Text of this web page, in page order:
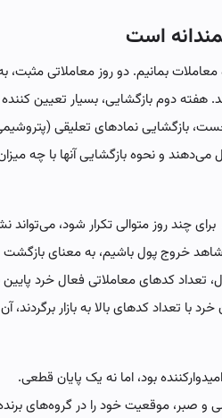
است
بمانیم. دو روز معاملاتی مثبت،
هفته دوم بازگشایی، بسیار تعیین
بازگشایی نمادهای تعلیقی
بازار را تشکیل می‌دهند و نحوه بازگشایی آنها با چه
چند روز متوالی تکرار شود، می‌تواند
خروج پول باشیم، به معنای بازگشت
تعداد کدهای معاملاتی فعال خرد پایین
با تعداد کدهای بالا به بازار برگردند،
بود، اما نه یک پایان قطعی.
و صبر، موقعیت خود را در گروه‌های